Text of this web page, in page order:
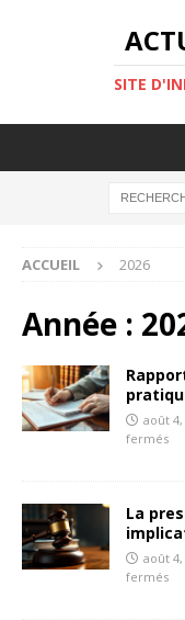
SITE
ACCUEIL 2026
Année :
août 4,
fermés
La
août 4,
fermés